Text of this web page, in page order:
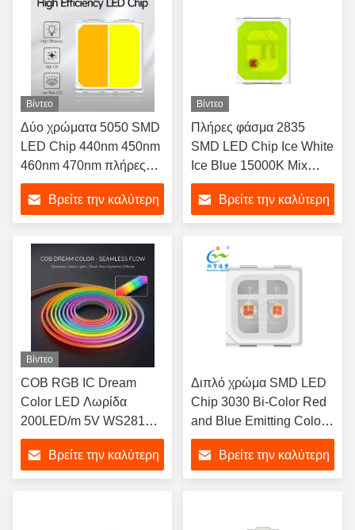
Βίντεο
Δύο χρώματα 5050 SMD
LED Chip 440nm 450nm
460nm 470nm πλήρες
φάσμα προσαρμογής
Διαθέσιμο 1W Για
εξωτερικά φορητά
φακούς
Βρείτε την καλύτερη
Βίντεο
Πλήρες φάσμα 2835
SMD LED Chip Ice White
Ice Blue 15000K Mix
Whtie Χρώμα
Προσαρμογή Διαθέσιμο
1W Για τα φώτα του
και τροπικά ψάρια
Βρείτε την καλύτερη
Βίντεο
COB RGB IC Dream
Color LED Λωρίδα
200LED/m 5V WS2812
Διευθυνσιοδοτούμενη
5mm Λεπτή Ευέλικτη
Ταινία Νέον IP44
Βρείτε την καλύτερη
Διπλό χρώμα SMD LED
Chip 3030 Bi-Color Red
and Blue Emitting Color
LED Chip
Βρείτε την καλύτερη